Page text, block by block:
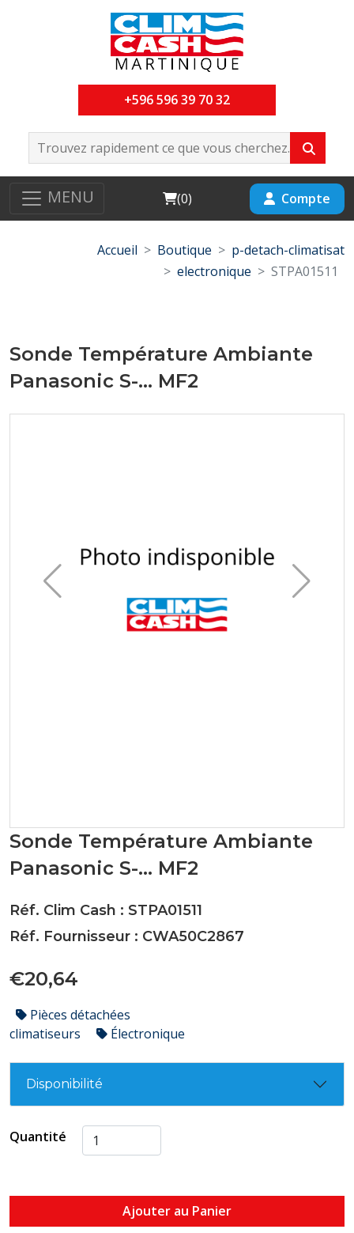
+596 596 39 70 32
MENU Cart
(0) Compte
Accueil Boutique
p-detach-climatisat
electronique
STPA01511
Sonde Température Ambiante
Panasonic S-... MF2
Sonde Température Ambiante
Panasonic S-... MF2
Réf. Clim Cash : STPA01511
Réf. Fournisseur : CWA50C2867
€20,64
Pièces détachées
climatiseurs
Électronique
Disponibilité
Quantité
Ajouter au Panier